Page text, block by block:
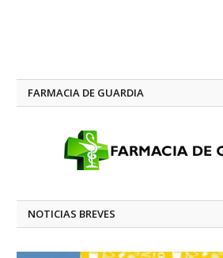
FARMACIA DE GUARDIA
NOTICIAS BREVES